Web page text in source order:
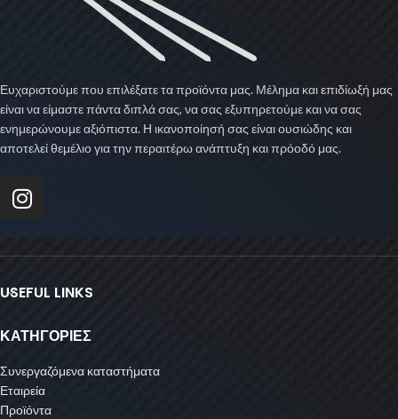
Ευχαριστούμε που επιλέξατε τα προϊόντα μας. Μέλημα και επιδίωξή μας
είναι να είμαστε πάντα διπλά σας, να σας εξυπηρετούμε και να σας
ενημερώνουμε αξιόπιστα. Η ικανοποίησή σας είναι ουσιώδης και
αποτελεί θεμέλιο για την περαιτέρω ανάπτυξη και πρόοδό μας.
USEFUL LINKS
ΚΑΤΗΓΟΡΙΕΣ
Συνεργαζόμενα καταστήματα
Εταιρεία
Προϊόντα